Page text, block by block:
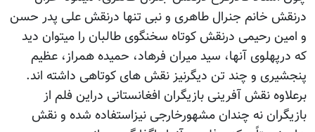
درنقش خانم جنرال طاهری و نبی تنها درنقش علی پدر حسن
و امین رحیمی درنقش کوتاه سخنگوی طالبان را میتوان دید
که درپهلوی آنها، سید میران فرهاد، حمیده همراز، عظیم
پنجشیری و چند تن دیگرنیز نقش های کوتاهی داشته اند.
برعلاوه نقش آفرینی بازیگران افغانستانی دراین فلم از
بازیگران نه چندان مشهورخارجی نیزاستفاده شده و نقش